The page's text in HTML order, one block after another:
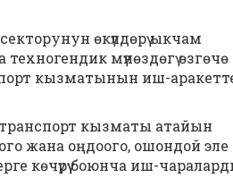
өкүлдөрү ыкчам
мүнөздөгү өзгөчө
кызматынын иш-
транспорт кызматы атайын
жана оңдоого, ошондой эле
көчүрүү боюнча иш-